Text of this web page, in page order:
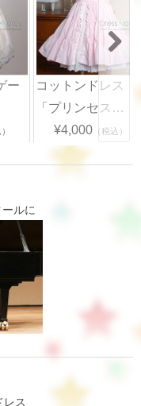
ー
コットンドレス
「プリンセス…
¥4,000（税込）
ルに
レス